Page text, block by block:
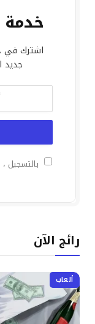
خدمة
اشترك في
جديد
بالتسجيل
رائج الآن
ألعاب